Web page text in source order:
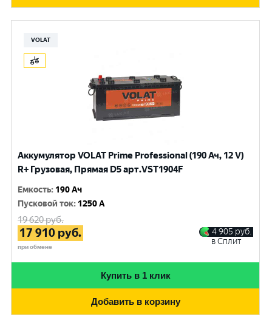
VOLAT
Аккумулятор VOLAT Prime Professional (190 Ач, 12 V)
R+ Грузовая, Прямая D5 арт.VST1904F
Емкость: 190 Ач
Пусковой ток: 1250 A
19 620руб.
17 910 руб.
при обмене
4 905 руб.
в Сплит
Купить в 1 клик
Добавить в корзину